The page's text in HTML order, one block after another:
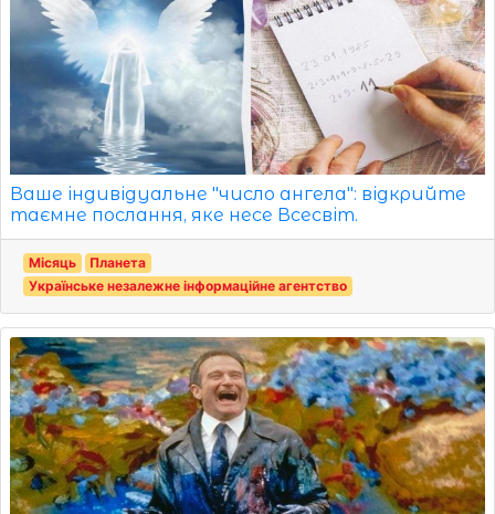
Ваше індивідуальне "число ангела": відкрийте
таємне послання, яке несе Всесвіт.
Місяць
Планета
Українське незалежне інформаційне агентство